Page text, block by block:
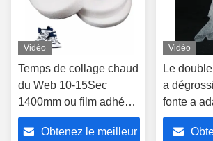
Vidéo
Temps de collage chaud
du Web 10-15Sec
1400mm ou film adhésif
adapté aux besoins du
client de Web de fonte
Obtenez le meilleur
Vidéo
Le
a
fonte a
besoins
textile